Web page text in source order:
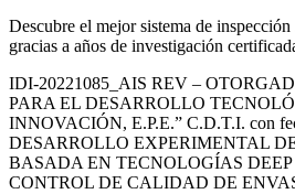
Descubre el mejor sistema de inspección
gracias a años de investigación
IDI-20221085_AIS REV –
PARA EL DESARROLLO
INNOVACIÓN, E.P.E.” C.D.T.I. con
DESARROLLO EXPERIMENTAL
BASADA EN TECNOLOGÍAS
CONTROL DE CALIDAD DE